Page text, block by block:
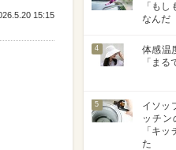
15:15
「も
なんだ
4
体感温
「ま
5
イソッ
ッチ
「キ
た